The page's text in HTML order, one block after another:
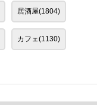
居酒屋(1804)
カフェ(1130)